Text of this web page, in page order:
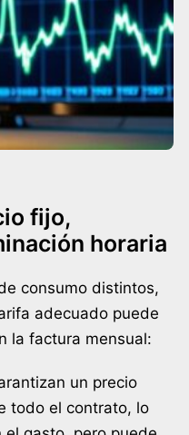
fijo,
horaria
consumo distintos,
adecuado puede
la factura mensual:
un precio
todo el contrato, lo